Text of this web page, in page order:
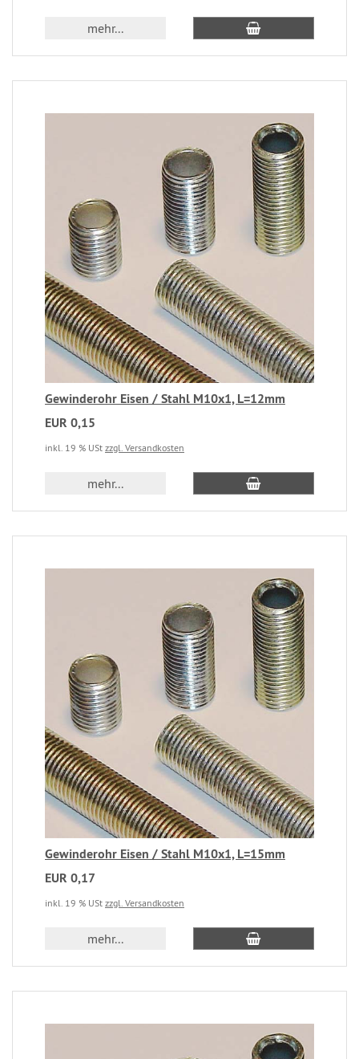
mehr...
Gewinderohr Eisen / Stahl M10x1, L=12mm
EUR 0,15
inkl. 19 % USt zzgl. Versandkosten
mehr...
Gewinderohr Eisen / Stahl M10x1, L=15mm
EUR 0,17
inkl. 19 % USt zzgl. Versandkosten
mehr...